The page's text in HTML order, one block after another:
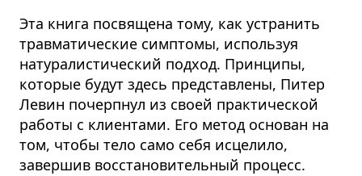
Эта книга посвящена тому, как устранить
травматические симптомы, используя
натуралистический подход. Принципы,
которые будут здесь представлены, Питер
Левин почерпнул из своей практической
работы с клиентами. Его метод основан на
том, чтобы тело само себя исцелило,
завершив восстановительный процесс.